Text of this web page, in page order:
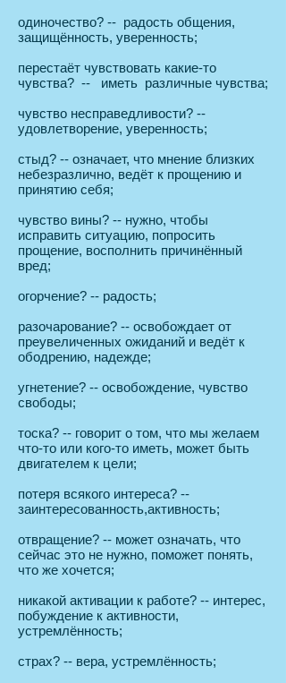
одиночество? -- радость общения,
защищённость, уверенность;
перестаёт чувствовать какие-то
чувства? -- иметь различные чувства;
чувство несправедливости? --
удовлетворение, уверенность;
стыд? -- означает, что мнение близких
небезразлично, ведёт к прощению и
принятию себя;
чувство вины? -- нужно, чтобы
исправить ситуацию, попросить
прощение, восполнить причинённый
вред;
огорчение? -- радость;
разочарование? -- освобождает от
преувеличенных ожиданий и ведёт к
ободрению, надежде;
угнетение? -- освобождение, чувство
свободы;
тоска? -- говорит о том, что мы желаем
что-то или кого-то иметь, может быть
двигателем к цели;
потеря всякого интереса? --
заинтересованность,активность;
отвращение? -- может означать, что
сейчас это не нужно, поможет понять,
что же хочется;
никакой активации к работе? -- интерес,
побуждение к активности,
устремлённость;
страх? -- вера, устремлённость;